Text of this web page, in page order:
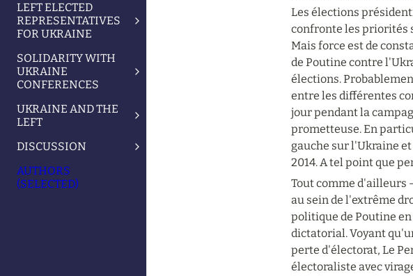
LEFT ELECTED
REPRESENTATIVES
FOR UKRAINE
SOLIDARITY WITH
UKRAINE
CONFERENCES
UKRAINE AND THE
LEFT
DISCUSSION
AUTHORS
(SELECTED)
Les élections
confronte les priorités
Mais force est de
de Poutine contre
élections.
entre les différentes
jour pendant la
prometteuse. En
gauche sur l'Ukraine
2014. A tel point que
Tout comme d'ailleurs
au sein de l'extrême
politique de Poutine
dictatorial. Voyant
perte d'électorat, Le
électoraliste avec